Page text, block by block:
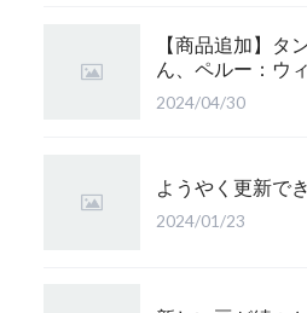
【商品追加】タ
ん、ペルー：ウ
ジナルブレンド
加！
2024/04/30
ようやく更新で
2024/01/23